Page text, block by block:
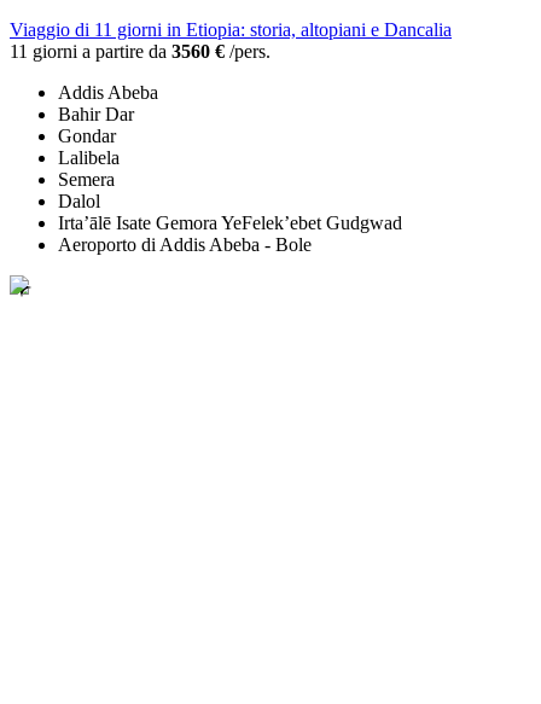
Viaggio di 11 giorni in Etiopia: storia, altopiani e Dancalia
11 giorni a partire da 3560 € /pers.
Addis Abeba
Bahir Dar
Gondar
Lalibela
Semera
Dalol
Irta’ālē Isate Gemora YeFelek’ebet Gudgwad
Aeroporto di Addis Abeba - Bole